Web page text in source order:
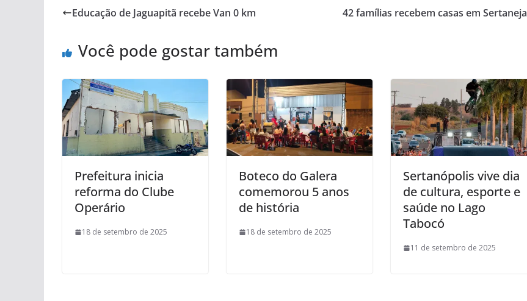
Educação de Jaguapitã recebe Van 0 km 42 famílias recebem casas em Sertaneja
Você pode gostar também
Prefeitura inicia
reforma do Clube
Operário
18 de setembro de 2025
Boteco do Galera
comemorou 5 anos
de história
18 de setembro de 2025
Sertanópolis vive dia
de cultura, esporte e
saúde no Lago
Tabocó
11 de setembro de 2025